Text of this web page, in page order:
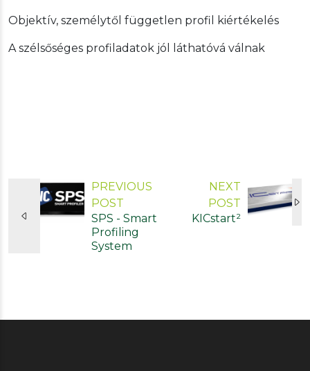
Objektív, személytől független profil kiértékelés
A szélsőséges profiladatok jól láthatóvá válnak
PREVIOUS
POST
SPS - Smart
Profiling
System
NEXT
POST
KICstart²